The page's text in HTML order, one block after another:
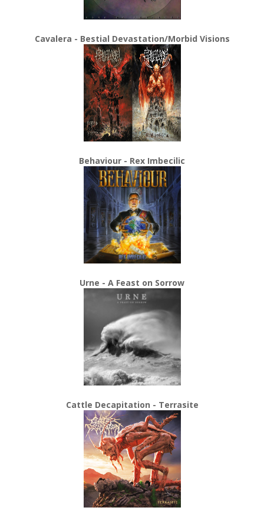
Cavalera - Bestial Devastation/Morbid Visions
Behaviour - Rex Imbecilic
Urne - A Feast on Sorrow
Cattle Decapitation - Terrasite